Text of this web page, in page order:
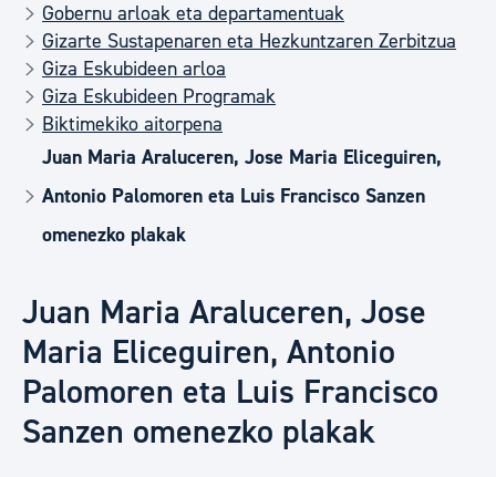
Gobernu arloak eta departamentuak
Gizarte Sustapenaren eta Hezkuntzaren Zerbitzua
Giza Eskubideen arloa
Giza Eskubideen Programak
Biktimekiko aitorpena
Juan Maria Araluceren, Jose Maria Eliceguiren,
Antonio Palomoren eta Luis Francisco Sanzen
omenezko plakak
Juan Maria Araluceren, Jose
Maria Eliceguiren, Antonio
Palomoren eta Luis Francisco
Sanzen omenezko plakak